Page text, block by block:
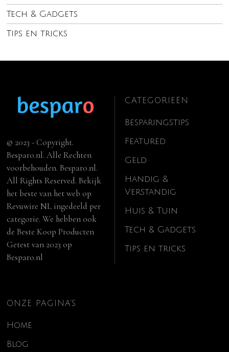
Tech & Gadgets
Tips en tricks
© 2023 - Copyright.
Besparo.nl. Alle Rechten
voorbehouden. Besparo.nl.
All Rights Reserved. Bekijk
het beste van het web op
Revuwire NL ingedeeld per
categorie. We hebben ook
deBeste Koop Producten
Getest van 2023 op
Besparo.nl
CATEGORIEËN
Besparingstips
Featured
Geld
Handig &
Verstandig
Huis & Tuin
Tech & Gadgets
Tips en tricks
ONZE PAGINA’S
Home
Blog